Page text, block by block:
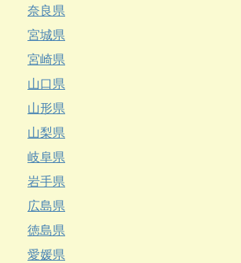
奈良県
宮城県
宮崎県
山口県
山形県
山梨県
岐阜県
岩手県
広島県
徳島県
愛媛県